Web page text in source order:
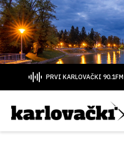
PRVI KARLOVAČKI 90.1FM